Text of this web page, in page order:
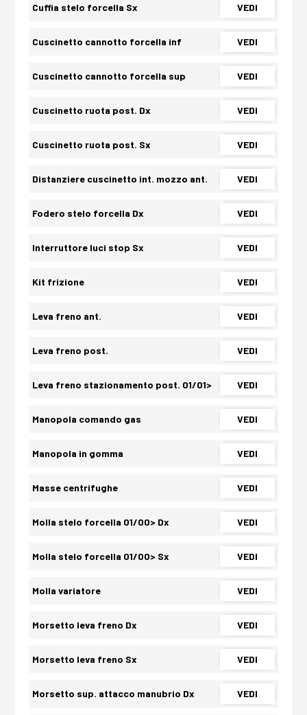
Cuffia stelo forcella Sx VEDI
Cuscinetto cannotto forcella inf VEDI
Cuscinetto cannotto forcella sup VEDI
Cuscinetto ruota post. Dx VEDI
Cuscinetto ruota post. Sx VEDI
Distanziere cuscinetto int. mozzo ant. VEDI
Fodero stelo forcella Dx VEDI
Interruttore luci stop Sx VEDI
Kit frizione VEDI
Leva freno ant. VEDI
Leva freno post. VEDI
Leva freno stazionamento post. 01/01> VEDI
Manopola comando gas VEDI
Manopola in gomma VEDI
Masse centrifughe VEDI
Molla stelo forcella 01/00> Dx VEDI
Molla stelo forcella 01/00> Sx VEDI
Molla variatore VEDI
Morsetto leva freno Dx VEDI
Morsetto leva freno Sx VEDI
Morsetto sup. attacco manubrio Dx VEDI